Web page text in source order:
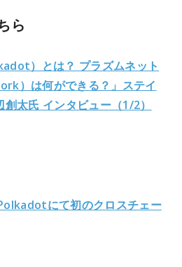
ら
）とは？ プラズムネット
）は何ができる？」ステイ
太氏 インタビュー（1/2）
にて初のクロスチェー